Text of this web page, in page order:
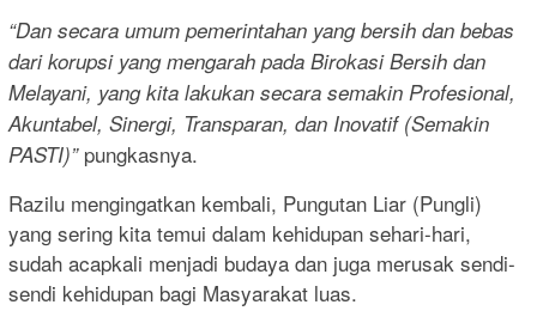
“Dan secara umum pemerintahan yang bersih dan bebas
dari korupsi yang mengarah pada Birokasi Bersih dan
Melayani, yang kita lakukan secara semakin Profesional,
Akuntabel, Sinergi, Transparan, dan Inovatif (Semakin
PASTI)”pungkasnya.
Razilu mengingatkan kembali, Pungutan Liar (Pungli)
yang sering kita temui dalam kehidupan sehari-hari,
sudah acapkali menjadi budaya dan juga merusak sendi-
sendi kehidupan bagi Masyarakat luas.